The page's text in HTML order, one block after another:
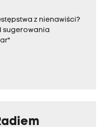
z nienawiści?
sugerowania